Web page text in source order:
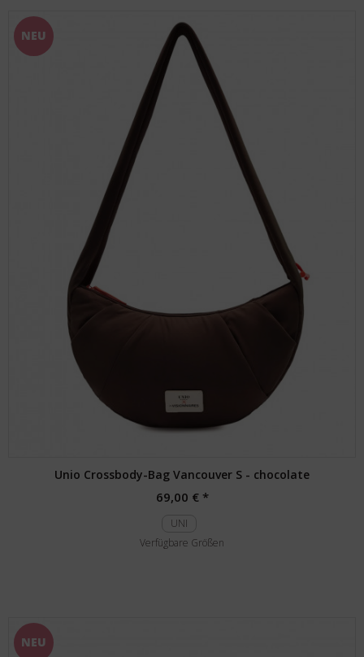
NEU
Unio Crossbody-Bag Vancouver S - chocolate
69,00 € *
UNI
Verfügbare Größen
NEU